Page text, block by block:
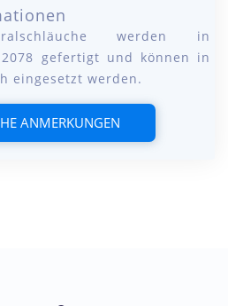
werden in
gefertigt und können in
eingesetzt werden.
ANMERKUNGEN